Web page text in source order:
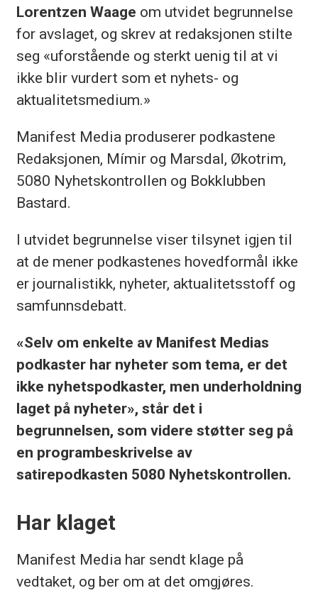
Lorentzen Waage om utvidet begrunnelse
for avslaget, og skrev at redaksjonen stilte
seg «uforstående og sterkt uenig til at vi
ikke blir vurdert som et nyhets- og
aktualitetsmedium.»
Manifest Media produserer podkastene
Redaksjonen, Mímir og Marsdal, Økotrim,
5080 Nyhetskontrollen og Bokklubben
Bastard.
I utvidet begrunnelse viser tilsynet igjen til
at de mener podkastenes hovedformål ikke
er journalistikk, nyheter, aktualitetsstoff og
samfunnsdebatt.
«Selv om enkelte av Manifest Medias
podkaster har nyheter som tema, er det
ikke nyhetspodkaster, men underholdning
laget på nyheter», står det i
begrunnelsen, som videre støtter seg på
en programbeskrivelse av
satirepodkasten 5080 Nyhetskontrollen.
Har klaget
Manifest Media har sendt klage på
vedtaket, og ber om at det omgjøres.